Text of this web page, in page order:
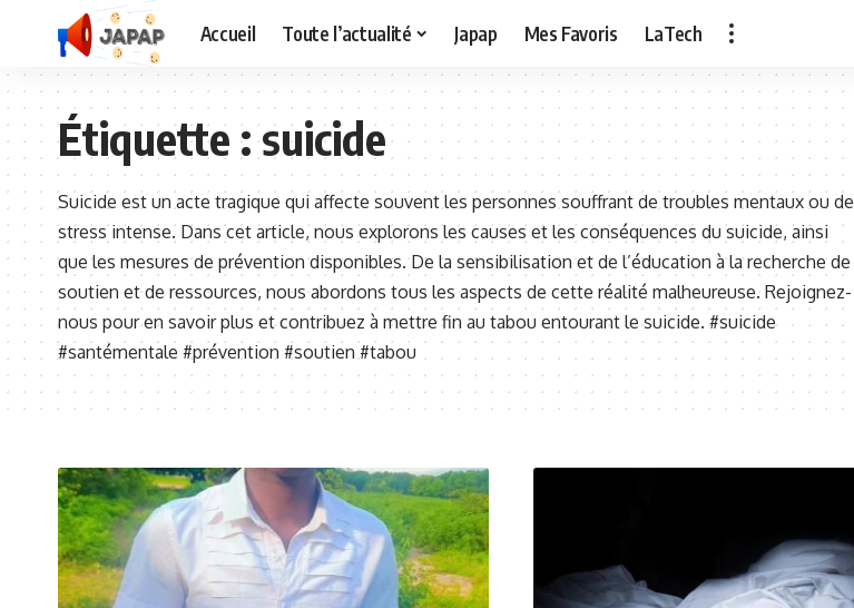
Accueil Toute l’actualité Japap Mes Favoris LaTech
Étiquette :suicide
Suicide est un acte tragique qui affecte souvent les personnes souffrant de troubles mentaux ou de
stress intense. Dans cet article, nous explorons les causes et les conséquences du suicide, ainsi
que les mesures de prévention disponibles. De la sensibilisation et de l’éducation à la recherche de
soutien et de ressources, nous abordons tous les aspects de cette réalité malheureuse. Rejoignez-
nous pour en savoir plus et contribuez à mettre fin au tabou entourant le suicide. #suicide
#santémentale #prévention #soutien #tabou